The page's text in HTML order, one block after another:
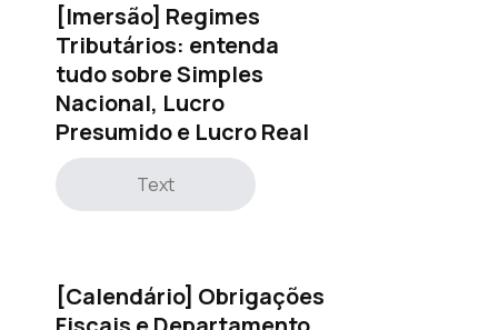
[Imersão] Regimes
Tributários: entenda
tudo sobre Simples
Nacional, Lucro
Presumido e Lucro Real
Text
[Calendário] Obrigações